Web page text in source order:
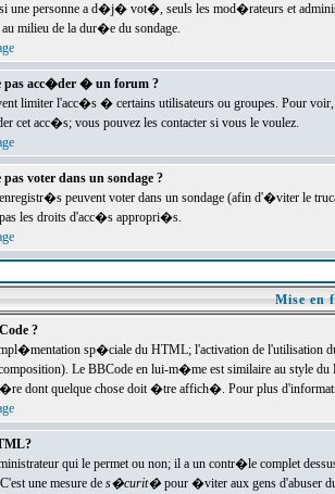
si une personne a d�j� vot�, seuls les mod�rateurs et
milieu de la dur�e du sondage.
pas acc�der � un forum ?
limiter l'acc�s � certains utilisateurs ou groupes. Pour
cet acc�s; vous pouvez les contacter si vous le voulez.
voter dans un sondage ?
peuvent voter dans un sondage (afin d'�viter le
les droits d'acc�s appropri�s.
Mise en
?
sp�ciale du HTML; l'activation de l'utilisation
Le BBCode en lui-m�me est similaire au style
dont quelque chose doit �tre affich�. Pour plus
qui le permet ou non; il a un contr�le complet
une mesure de s�curit�pour �viter aux gens d'abuser